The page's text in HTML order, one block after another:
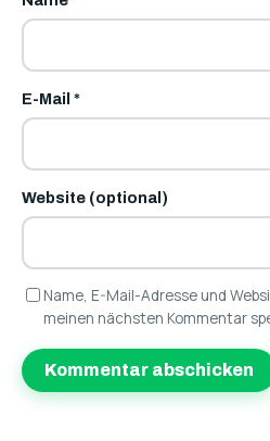
E-Mail *
Website (optional)
Name, E-Mail-Adresse und
meinen nächsten Kommentar